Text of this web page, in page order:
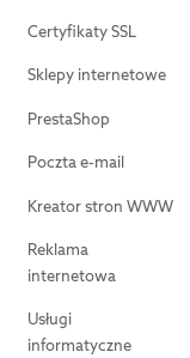
Certyfikaty SSL
Sklepy internetowe
PrestaShop
Poczta e-mail
Kreator stron WWW
Reklama
internetowa
Usługi
informatyczne